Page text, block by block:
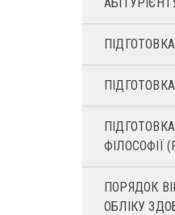
ФІЛОСОФІЇ
ПОРЯДОК
ОБЛІКУ